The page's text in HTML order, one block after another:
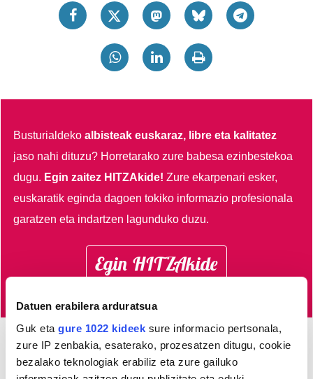
Datuen erabilera arduratsua
Guk eta gure 1022 kideek sure informacio pertsonala,
zure IP zenbakia, esaterako, prozesatzen ditugu, cookie
bezalako teknologiak erabiliz eta zure gailuko
Busturialdekoalbisteak euskaraz, libre eta kalitatez
jaso nahi dituzu? Horretarako zure babesa ezinbestekoa
dugu. Egin zaitez HITZAkide!Zure ekarpenari esker,
euskaratik eginda dagoen tokiko informazio profesionala
garatzen eta indartzen lagunduko duzu.
Egin HITZAkide
AGENDA